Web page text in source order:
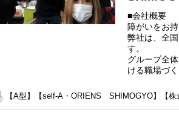
未経験の方
〈とある1日
9:30 出社/
10:00 利用者
10:30 施設
12:00頃～
15:00～ 施設
支援記
15:30 退社
■会社概要
障がいをお
弊社は、全
す。
グループ全
ける職場づ
弊社グルー
【就労継続
【A型】【self-A・ORIENS SHIMOGYO】【株